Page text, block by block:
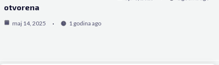
otvorena
maj 14, 2025 1 godina ago